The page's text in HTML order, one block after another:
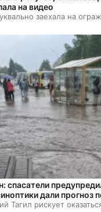
на видео
заехала на
спасатели
дали прогноз
Тагил рискует